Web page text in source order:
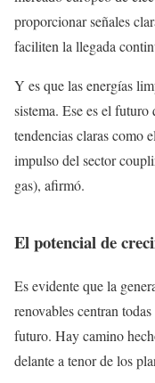
proporcionar señales
faciliten la llegada
Y es que las energías
sistema. Ese es el
tendencias claras como
impulso del sector
gas), afirmó.
El potencial de
Es evidente que la
renovables centran
futuro. Hay camino
delante a tenor de los